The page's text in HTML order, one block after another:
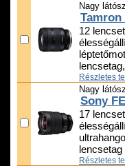
Nagy
Tamron
12
Részletes
Nagy
Sony
17
lencsetag
Részletes